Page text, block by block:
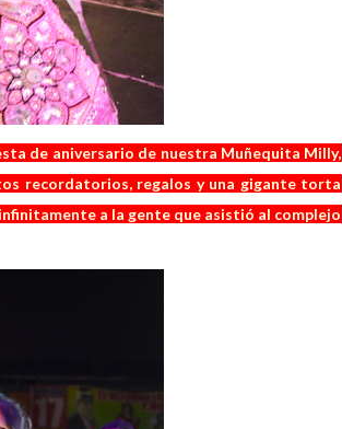
de aniversario de nuestra Muñequita Milly,
recordatorios, regalos y una gigante torta
a la gente que asistió al complejo